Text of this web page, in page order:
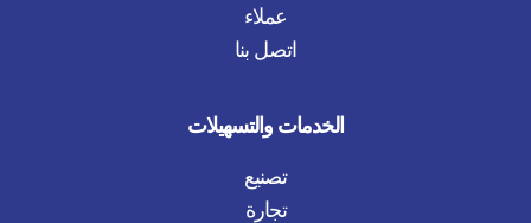
عملاء
اتصل بنا
الخدمات والتسهيلات
تصنيع
تجارة